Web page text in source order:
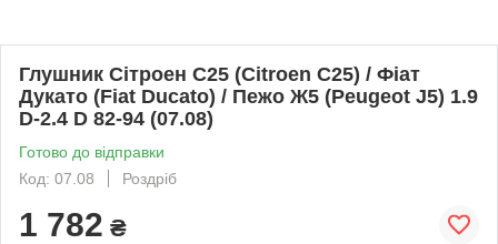
Глушник Сітроен С25 (Citroen C25) / Фіат
Дукато (Fiat Ducato) / Пежо Ж5 (Peugeot J5) 1.9
D-2.4 D 82-94 (07.08)
Готово до відправки
Код: 07.08
Роздріб
1 782 ₴